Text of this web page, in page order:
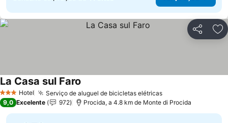
Partilhar
3 EstrelasHotel Serviço de aluguel de bicicletas elétricasVer preços
La Casa sul Faro
9,0 Excelente 972 Procida, a 4.8 km de Monte di Procida